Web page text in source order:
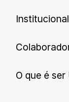
Institucional
O que é ser